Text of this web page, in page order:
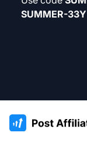
SUMMER-33Y
:site.title